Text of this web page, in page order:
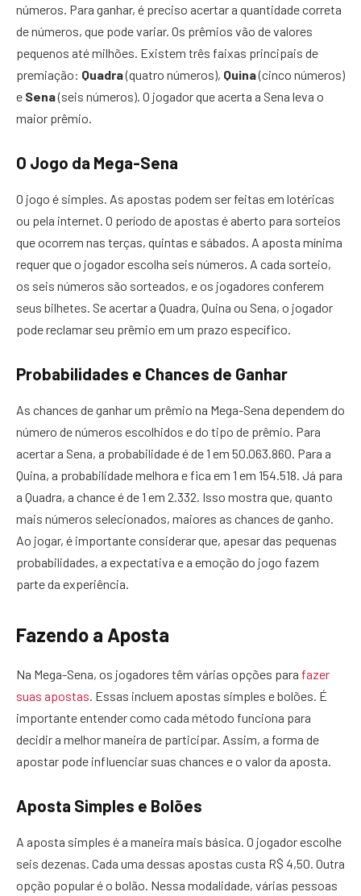
números. Para ganhar, é preciso acertar a quantidade correta
de números, que pode variar. Os prêmios vão de valores
pequenos até milhões. Existem três faixas principais de
premiação: Quadra(quatro números), Quina(cinco números)
e Sena(seis números). O jogador que acerta a Sena leva o
maior prêmio.
O Jogo da Mega-Sena
O jogo é simples. As apostas podem ser feitas em lotéricas
ou pela internet. O período de apostas é aberto para sorteios
que ocorrem nas terças, quintas e sábados. A aposta mínima
requer que o jogador escolha seis números. A cada sorteio,
os seis números são sorteados, e os jogadores conferem
seus bilhetes. Se acertar a Quadra, Quina ou Sena, o jogador
pode reclamar seu prêmio em um prazo específico.
Probabilidades e Chances de Ganhar
As chances de ganhar um prêmio na Mega-Sena dependem do
número de números escolhidos e do tipo de prêmio. Para
acertar a Sena, a probabilidade é de 1 em 50.063.860. Para a
Quina, a probabilidade melhora e fica em 1 em 154.518. Já para
a Quadra, a chance é de 1 em 2.332. Isso mostra que, quanto
mais números selecionados, maiores as chances de ganho.
Ao jogar, é importante considerar que, apesar das pequenas
probabilidades, a expectativa e a emoção do jogo fazem
parte da experiência.
Fazendo a Aposta
Na Mega-Sena, os jogadores têm várias opções para fazer
suas apostas . Essas incluem apostas simples e bolões. É
importante entender como cada método funciona para
decidir a melhor maneira de participar. Assim, a forma de
apostar pode influenciar suas chances e o valor da aposta.
Aposta Simples e Bolões
A aposta simples é a maneira mais básica. O jogador escolhe
seis dezenas. Cada uma dessas apostas custa R$ 4,50. Outra
opção popular é o bolão. Nessa modalidade, várias pessoas